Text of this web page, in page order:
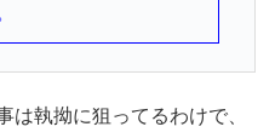
は執拗に狙ってるわけで、